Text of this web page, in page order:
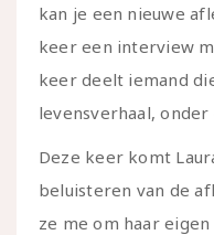
kan je een nieuwe
keer een interview
keer deelt iemand
levensverhaal,
Deze keer komt
beluisteren van de
ze me om haar